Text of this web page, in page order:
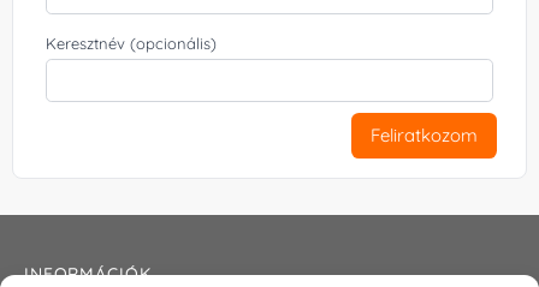
Keresztnév (opcionális)
Feliratkozom
INFORMÁCIÓK